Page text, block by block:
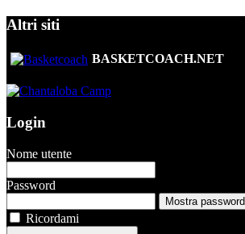
Altri siti
BASKETCOACH.NET
Login
Nome utente
Password
Mostra password
Ricordami